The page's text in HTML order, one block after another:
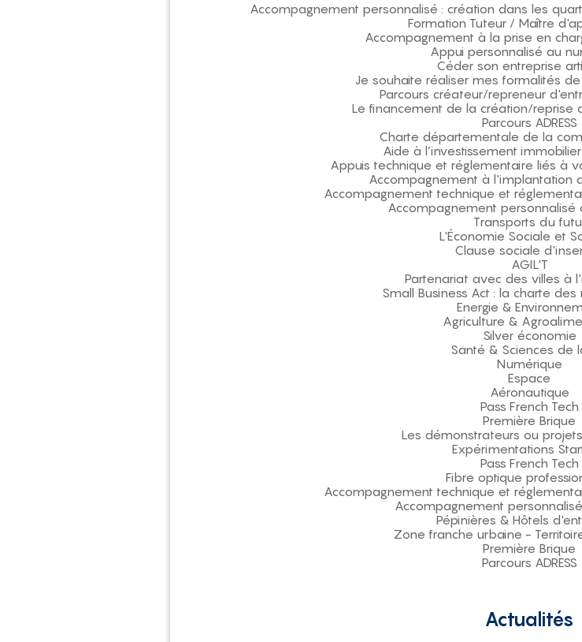
Accompagnement personnalisé : création dans les
Formation Tuteur / Maître
Accompagnement à la prise en
Appui personnalisé au
Céder son entreprise
Je souhaite réaliser mes formalités
Parcours créateur/repreneur
Le financement de la création/reprise
Parcours ADRESS
Charte départementale de la
Aide à l’investissement
Appuis technique et réglementaire liés à
Accompagnement à l'implantation
Accompagnement technique et
Accompagnement personnalisé
Transports du
L'Économie Sociale et
Clause sociale
AGIL'T
Partenariat avec des villes à
Small Business Act : la charte
Energie &
Agriculture &
Silver économie
Santé & Sciences de
Numérique
Espace
Aéronautique
Pass French Tech
Première Brique
Les démonstrateurs ou
Expérimentations
Pass French Tech
Fibre optique
Accompagnement technique et
Accompagnement
Pépinières & Hôtels
Zone franche urbaine -
Première Brique
Parcours ADRESS
Actualités